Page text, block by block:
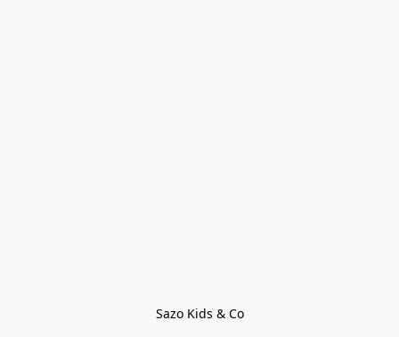
Sazo Kids & Co